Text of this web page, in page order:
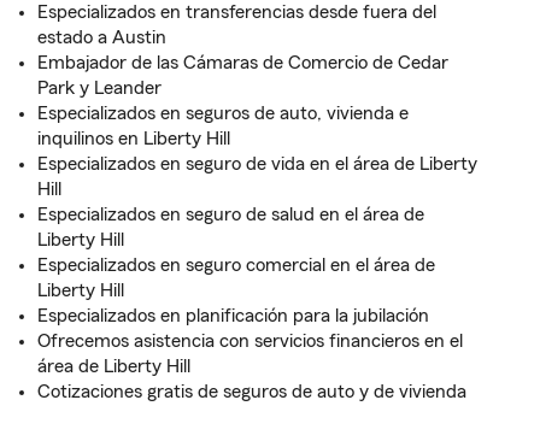
Especializados en transferencias desde fuera del
estado a Austin
Embajador de las Cámaras de Comercio de Cedar
Park y Leander
Especializados en seguros de auto, vivienda e
inquilinos en Liberty Hill
Especializados en seguro de vida en el área de Liberty
Hill
Especializados en seguro de salud en el área de
Liberty Hill
Especializados en seguro comercial en el área de
Liberty Hill
Especializados en planificación para la jubilación
Ofrecemos asistencia con servicios financieros en el
área de Liberty Hill
Cotizaciones gratis de seguros de auto y de vivienda